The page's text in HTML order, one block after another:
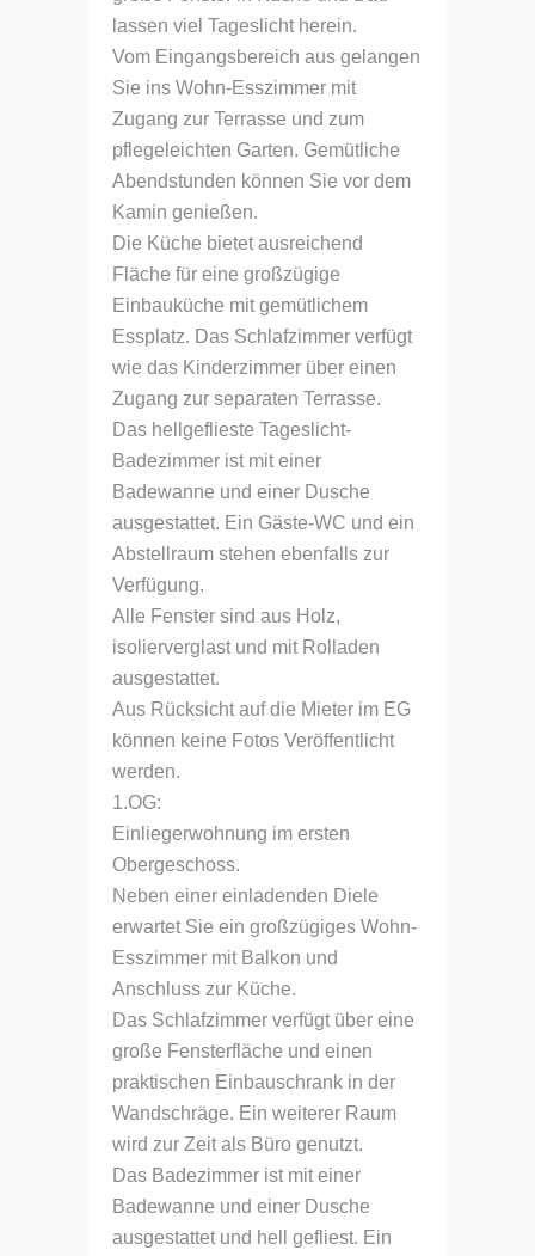
lassen viel Tageslicht herein.
Vom Eingangsbereich aus gelangen
Sie ins Wohn-Esszimmer mit
Zugang zur Terrasse und zum
pflegeleichten Garten. Gemütliche
Abendstunden können Sie vor dem
Kamin genießen.
Die Küche bietet ausreichend
Fläche für eine großzügige
Einbauküche mit gemütlichem
Essplatz. Das Schlafzimmer verfügt
wie das Kinderzimmer über einen
Zugang zur separaten Terrasse.
Das hellgeflieste Tageslicht-
Badezimmer ist mit einer
Badewanne und einer Dusche
ausgestattet. Ein Gäste-WC und ein
Abstellraum stehen ebenfalls zur
Verfügung.
Alle Fenster sind aus Holz,
isolierverglast und mit Rolladen
ausgestattet.
Aus Rücksicht auf die Mieter im EG
können keine Fotos Veröffentlicht
werden.
1.OG:
Einliegerwohnung im ersten
Obergeschoss.
Neben einer einladenden Diele
erwartet Sie ein großzügiges Wohn-
Esszimmer mit Balkon und
Anschluss zur Küche.
Das Schlafzimmer verfügt über eine
große Fensterfläche und einen
praktischen Einbauschrank in der
Wandschräge. Ein weiterer Raum
wird zur Zeit als Büro genutzt.
Das Badezimmer ist mit einer
Badewanne und einer Dusche
ausgestattet und hell gefliest. Ein